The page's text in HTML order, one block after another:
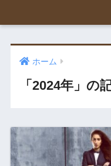
ホーム
「2024年」の